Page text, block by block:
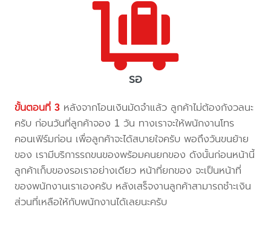
รอ
ขั้นตอนที่ 3 หลังจากโอนเงินมัดจำแล้ว ลูกค้าไม่ต้องกังวลนะ
ครับ ก่อนวันที่ลูกค้าจอง 1 วัน ทางเราจะให้พนักงานโทร
คอนเฟิร์มก่อน เพื่อลูกค้าจะได้สบายใจครับ พอถึงวันขนย้าย
ของ เรามีบริการรถขนของพร้อมคนยกของ ดังนั้นก่อนหน้านี้
ลูกค้าเก็บของรอเราอย่างเดียว หน้าที่ยกของ จะเป็นหน้าที่
ของพนักงานเราเองครับ หลังเสร็จงานลูกค้าสามารถชำะเงิน
ส่วนที่เหลือให้กับพนักงานได้เลยนะครับ